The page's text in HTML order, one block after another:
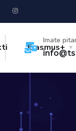
Erasmus+
Imate